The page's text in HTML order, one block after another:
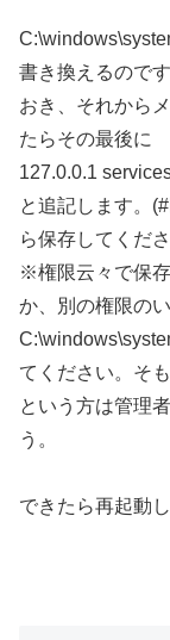
書き換えるので
おき、それから
たらその最後に
127.0.0.1
と追記します。
ら保存してくださ
※権限云々で保
か、別の権限の
てください。そ
という方は管理
う。
できたら再起動